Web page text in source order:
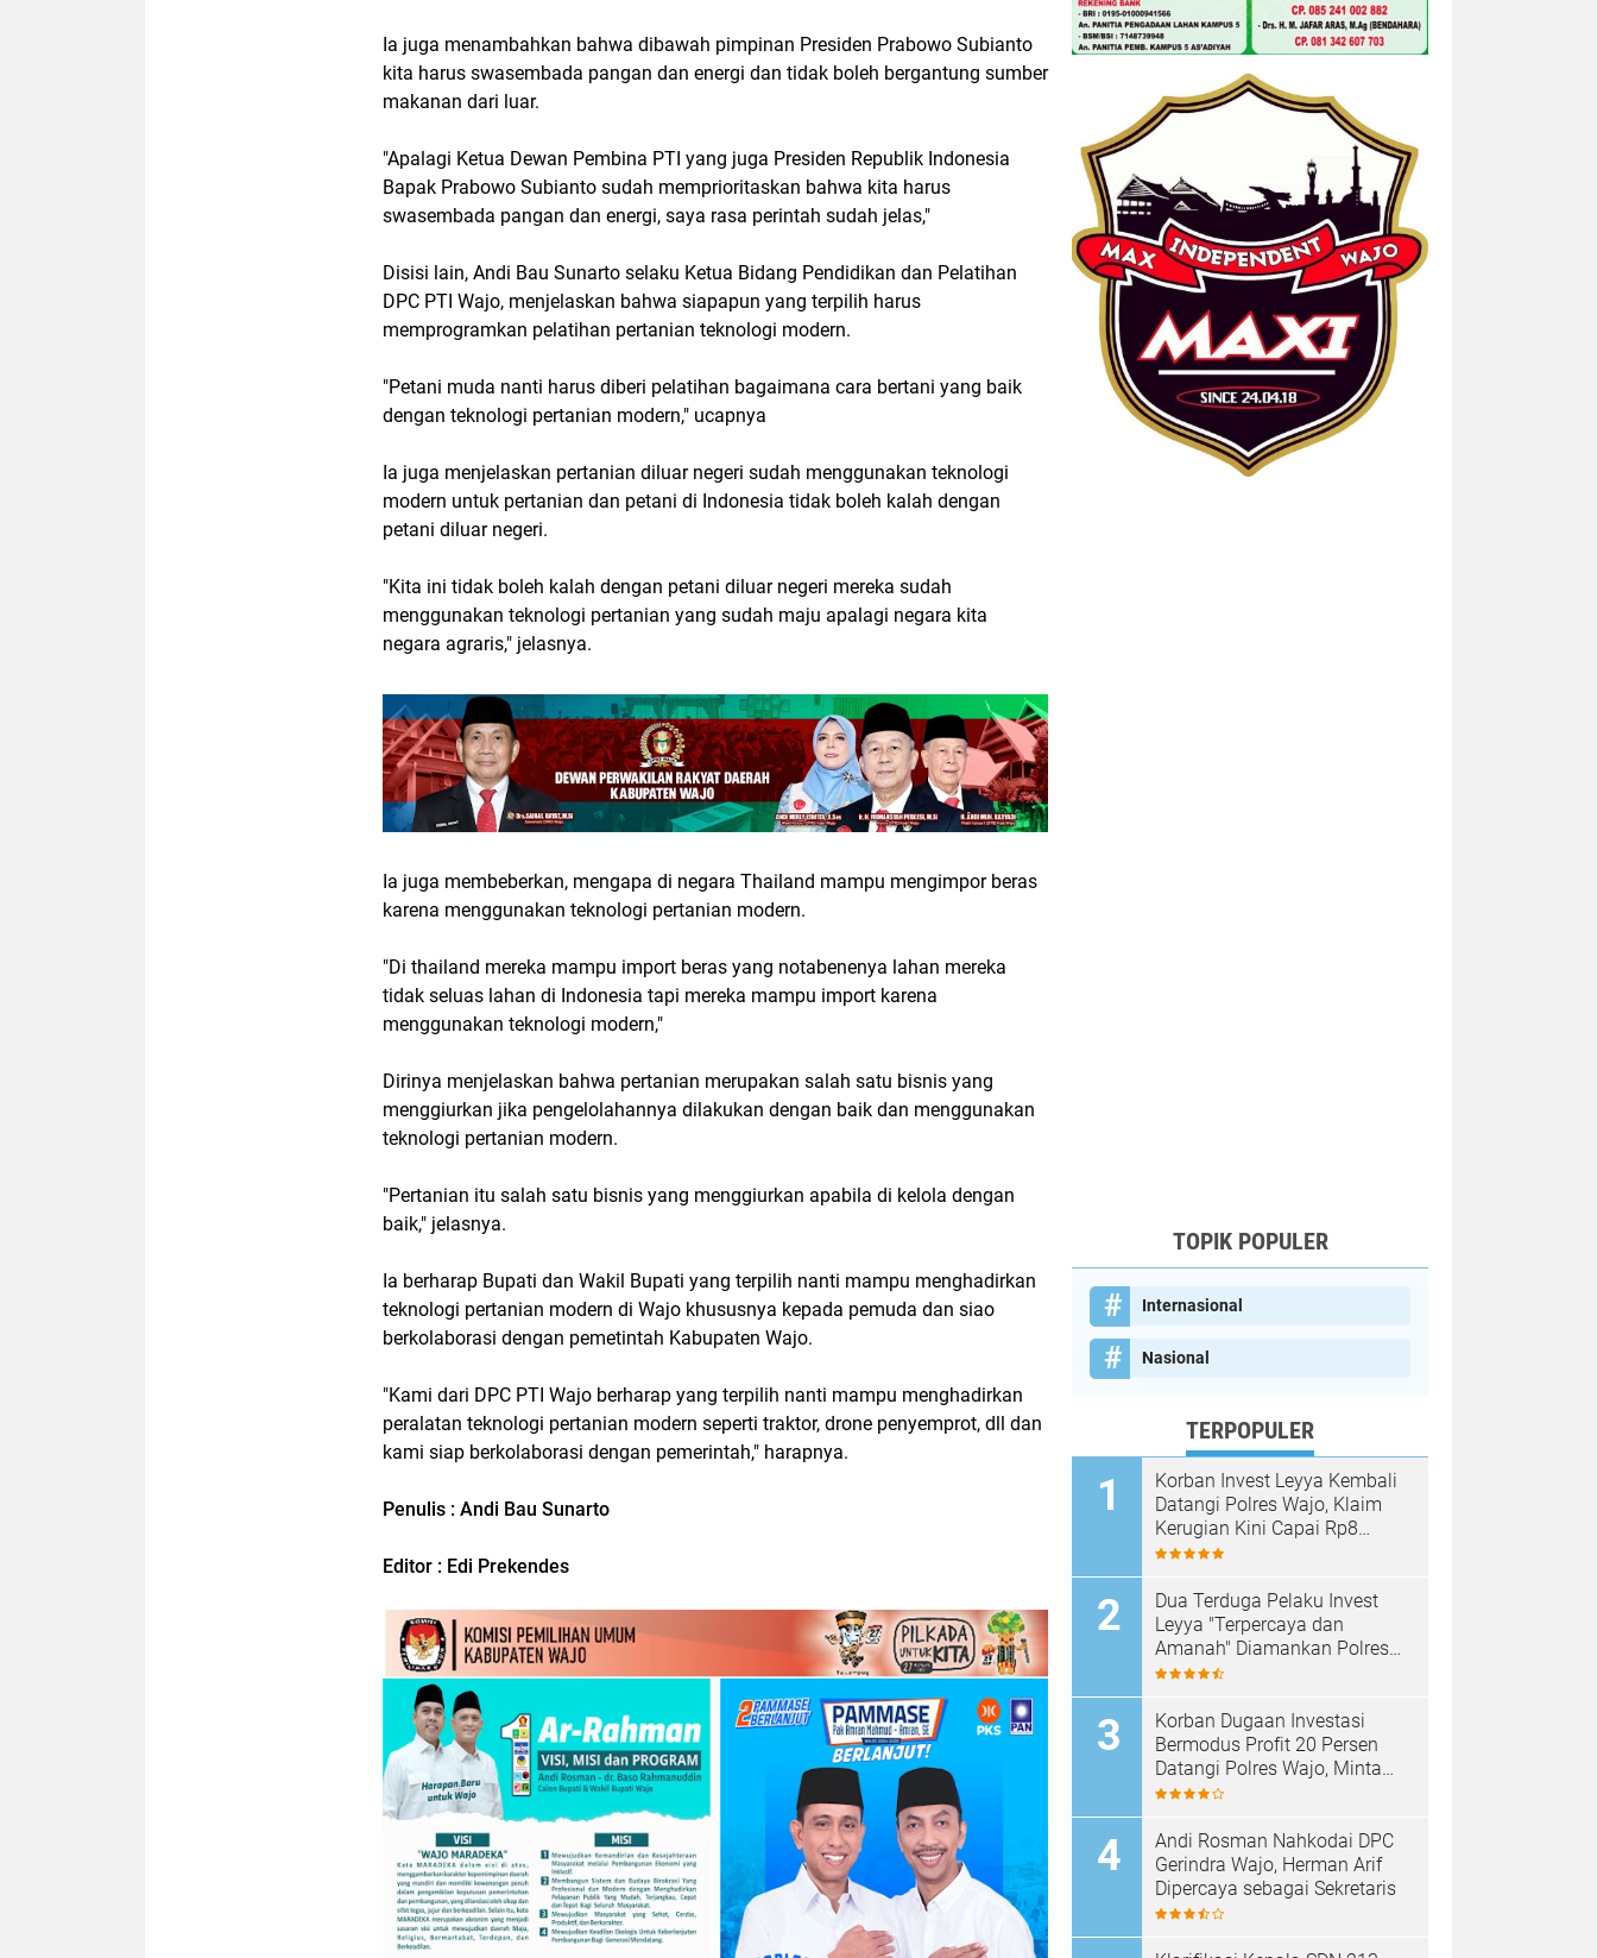
Ia juga menambahkan bahwa dibawah pimpinan Presiden Prabowo Subianto
kita harus swasembada pangan dan energi dan tidak boleh bergantung sumber
makanan dari luar.
"Apalagi Ketua Dewan Pembina PTI yang juga Presiden Republik Indonesia
Bapak Prabowo Subianto sudah memprioritaskan bahwa kita harus
swasembada pangan dan energi, saya rasa perintah sudah jelas,"
Disisi lain, Andi Bau Sunarto selaku Ketua Bidang Pendidikan dan Pelatihan
DPC PTI Wajo, menjelaskan bahwa siapapun yang terpilih harus
memprogramkan pelatihan pertanian teknologi modern.
"Petani muda nanti harus diberi pelatihan bagaimana cara bertani yang baik
dengan teknologi pertanian modern," ucapnya
Ia juga menjelaskan pertanian diluar negeri sudah menggunakan teknologi
modern untuk pertanian dan petani di Indonesia tidak boleh kalah dengan
petani diluar negeri.
"Kita ini tidak boleh kalah dengan petani diluar negeri mereka sudah
menggunakan teknologi pertanian yang sudah maju apalagi negara kita
negara agraris," jelasnya.
Ia juga membeberkan, mengapa di negara Thailand mampu mengimpor beras
karena menggunakan teknologi pertanian modern.
"Di thailand mereka mampu import beras yang notabenenya lahan mereka
tidak seluas lahan di Indonesia tapi mereka mampu import karena
menggunakan teknologi modern,"
Dirinya menjelaskan bahwa pertanian merupakan salah satu bisnis yang
menggiurkan jika pengelolahannya dilakukan dengan baik dan menggunakan
teknologi pertanian modern.
"Pertanian itu salah satu bisnis yang menggiurkan apabila di kelola dengan
baik," jelasnya.
Ia berharap Bupati dan Wakil Bupati yang terpilih nanti mampu menghadirkan
teknologi pertanian modern di Wajo khususnya kepada pemuda dan siao
berkolaborasi dengan pemetintah Kabupaten Wajo.
"Kami dari DPC PTI Wajo berharap yang terpilih nanti mampu menghadirkan
peralatan teknologi pertanian modern seperti traktor, drone penyemprot, dll dan
kami siap berkolaborasi dengan pemerintah," harapnya.
Penulis : Andi Bau Sunarto
Editor : Edi Prekendes
TOPIK POPULER
Internasional
Nasional
TERPOPULER
Korban Invest Leyya Kembali
Datangi Polres Wajo, Klaim
Kerugian Kini Capai Rp8
Miliar, Minta Penyidikan
Dua Terduga Pelaku Invest
Leyya "Terpercaya dan
Amanah" Diamankan Polres
Wajo, Kerugian Korban
Korban Dugaan Investasi
Bermodus Profit 20 Persen
Datangi Polres Wajo, Minta
Kejelasan Penanganan Kasus
Andi Rosman Nahkodai DPC
Gerindra Wajo, Herman Arif
Dipercaya sebagai Sekretaris